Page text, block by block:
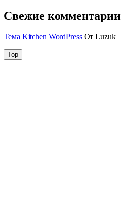
Свежие комментарии
Тема Kitchen WordPress От Luzuk
Top